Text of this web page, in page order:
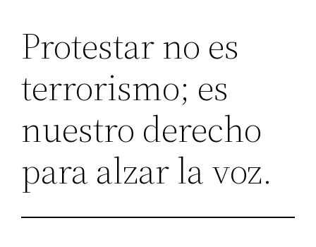
Saltar
Protestar no es
terrorismo; es
nuestro derecho
para alzar la voz.